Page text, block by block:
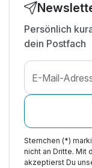
Ausstattung
Für 3 Tage
Familienzimmer B
1 Erwachsenen und
Persönlich
dein Postfach
E-Mail-
Sternchen (*)
nicht an Dritte. Mit
akzeptierst Du